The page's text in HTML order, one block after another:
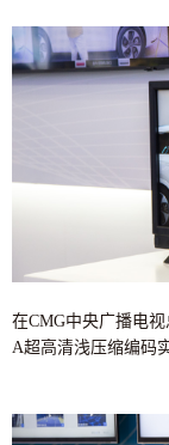
在CMG中央广播电
A超高清浅压缩编码